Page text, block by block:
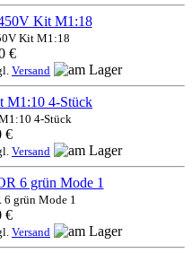
Kit M1:18
€
Versand
4-Stück
€
Versand
grün Mode 1
€
Versand